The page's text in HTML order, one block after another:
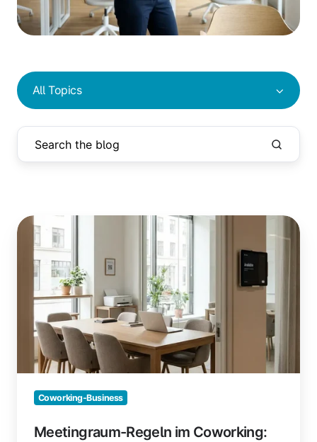
All Topics
Meetingraum-
Regeln
Coworking:
Klare
Abläufe,
weniger
Konflikte
Coworking-Business
Meetingraum-Regeln im Coworking: